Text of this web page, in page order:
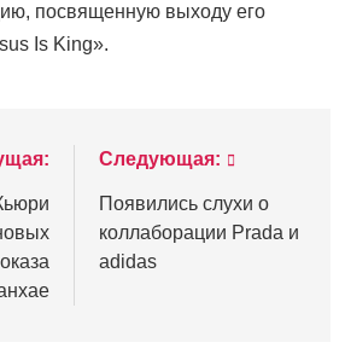
посвященную выходу его
Is King».
Следующая:
Появились слухи о
коллаборации Prada и
adidas